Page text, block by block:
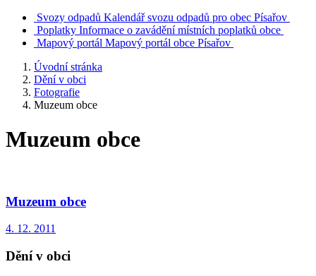
Svozy odpadů Kalendář svozu odpadů pro obec Písařov
Poplatky Informace o zavádění místních poplatků obce
Mapový portál Mapový portál obce Písařov
Úvodní stránka
Dění v obci
Fotografie
Muzeum obce
Muzeum obce
Muzeum obce
4. 12. 2011
Dění v obci